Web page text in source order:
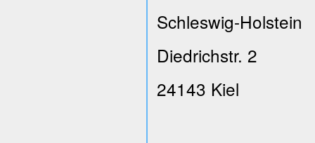
Schleswig-Holstein
Diedrichstr. 2
24143 Kiel